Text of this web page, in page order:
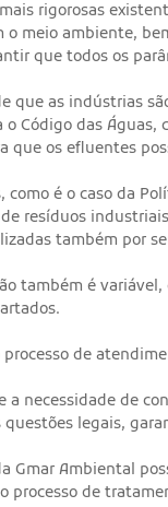
rigorosas
o meio ambiente,
que todos os
que as indústrias
o Código das
que os efluentes
é o caso da
resíduos
também por
também é
processo de
a necessidade de
legais,
Gmar Ambiental
processo de